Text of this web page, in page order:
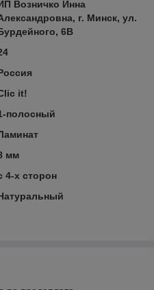
Возничко Инна
г. Минск, ул.
6В
it!
полосный
мм
4-х сторон